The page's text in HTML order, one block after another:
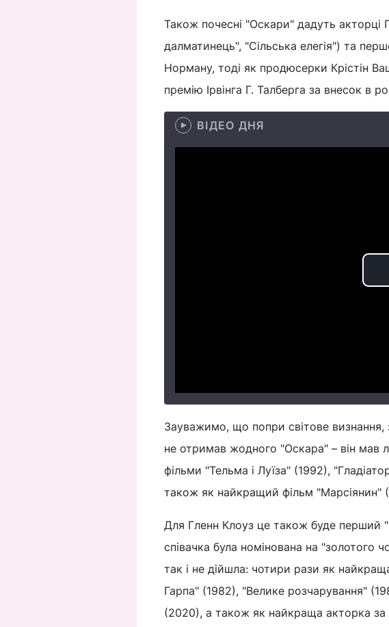
Також почесні "Оскари" дадуть акторці
далматинець", "Сільська елегія") та
Норману, тоді як продюсерки Крістін
премію Ірвінга Г. Талберга за внесок в
ВІДЕО ДНЯ
Зауважимо, що попри світове визнання,
не отримав жодного "Оскара" – він мав
фільми "Тельма і Луїза" (1992),
також як найкращий фільм "Марсіянин"
Для Гленн Клоуз це також буде перший
співачка була номінована на "золотого
так і не дійшла: чотири рази як
Гарпа" (1982), "Велике розчарування"
(2020), а також як найкраща акторка за